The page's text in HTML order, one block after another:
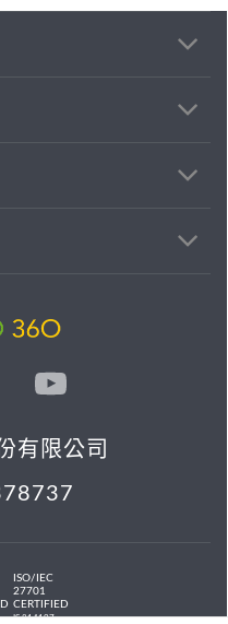
有限公司
ISO/IEC
27701
CERTIFIED
IS 814197